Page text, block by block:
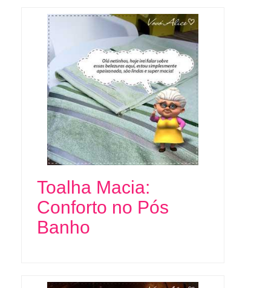
Toalha Macia:
Conforto no Pós
Banho